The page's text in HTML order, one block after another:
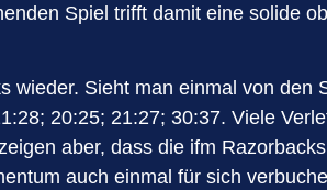
Spiel trifft damit eine solide
wieder. Sieht man einmal von den
20:25; 21:27; 30:37. Viele
aber, dass die ifm
auch einmal für sich